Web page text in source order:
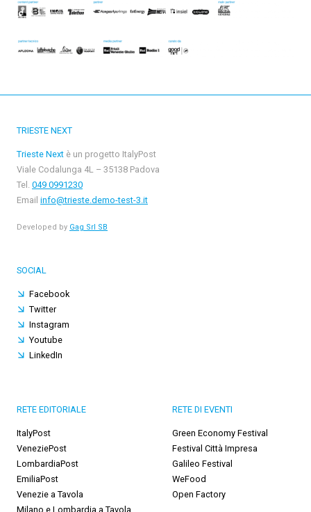
TRIESTE NEXT
Trieste Next è un progetto ItalyPost
Viale Codalunga 4L – 35138 Padova
Tel. 049 0991230
Email info@trieste.demo-test-3.it
Developed by Gag Srl SB
SOCIAL
Facebook
Twitter
Instagram
Youtube
LinkedIn
RETE EDITORIALE
ItalyPost
VeneziePost
LombardiaPost
EmiliaPost
Venezie a Tavola
Milano e Lombardia a Tavola
RETE DI EVENTI
Green Economy Festival
Festival Città Impresa
Galileo Festival
WeFood
Open Factory